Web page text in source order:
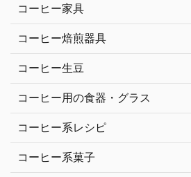
コーヒー家具
コーヒー焙煎器具
コーヒー生豆
コーヒー用の食器・グラス
コーヒー系レシピ
コーヒー系菓子